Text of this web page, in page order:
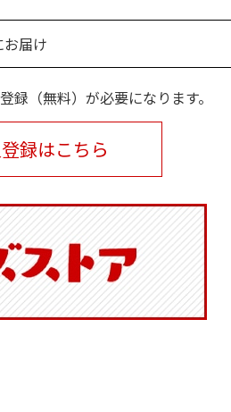
ステッカ
込)
リラックマ／マルチ
ケース
5.0（6）
1,100円
(送料別・税込)
令和八
優勝力士
(送料・税
届け
録（無料）が必要になります。
録はこちら